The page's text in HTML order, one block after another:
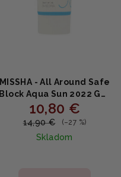
MISSHA - All Around Safe
Block Aqua Sun 2022 Gel
SPF50 PA++++ - Gélový
opaľovací krém 50ml
10,80 €
14,90 € (–27 %)
Skladom